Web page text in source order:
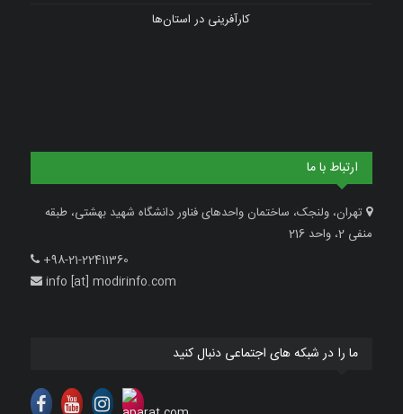
کارآفرینی در استان‌ها
ارتباط با ما
تهران، ولنجک، ساختمان واحدهای فناور دانشگاه شهید بهشتی، طبقه
منفی 2، واحد 216
+98-21-22411360
info [at] modirinfo.com
ما را در شبکه های اجتماعی دنبال کنید